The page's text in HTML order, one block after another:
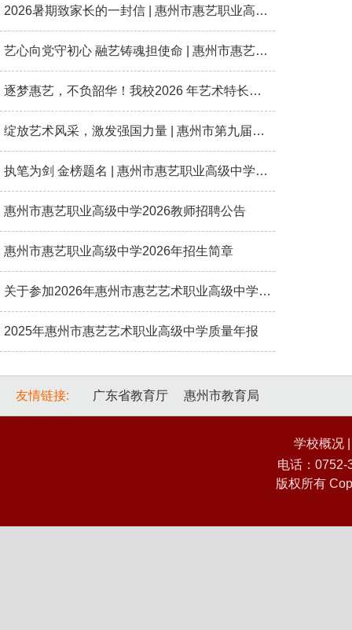
2026暑期致家长的一封信 | 惠州市惠艺职业高级中学
艺心向党守初心 融艺铸魂担使命 | 惠州市惠艺职业高级中学开展“艺心向党 礼赞七一”主题党日活动
逐梦惠艺，不负韶华！我校2026 年艺术特长生专业考试圆满落幕。
绽放艺术风采，激发强国力量 | 惠州市第九届中小学生艺术展演在我校华美收官！
执笔为剑 金榜题名 | 惠州市惠艺职业高级中学2026高考送考
惠州市惠艺职业高级中学2026教师招聘公告
惠州市惠艺职业高级中学2026年招生简章
关于参加2026年惠州市惠艺艺术职业高级中学艺术特长生招生考试的通知
2025年惠州市惠艺艺术职业高级中学质量年报
友情链接: 广东省教育厅 惠州市教育局
学校概况
电话：0752-
版权所有